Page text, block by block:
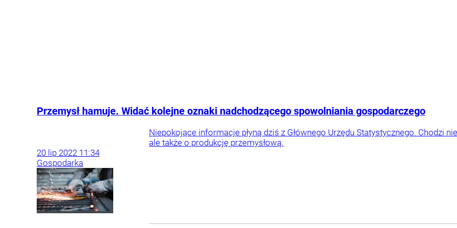
Przemysł hamuje. Widać kolejne oznaki nadchodzącego spowolniania gospodarczego
Niepokojące informacje płyną dziś z Głównego Urzędu Statystycznego. Chodzi
ale także o produkcję przemysłową.
20 lip 2022 11:34
Gospodarka